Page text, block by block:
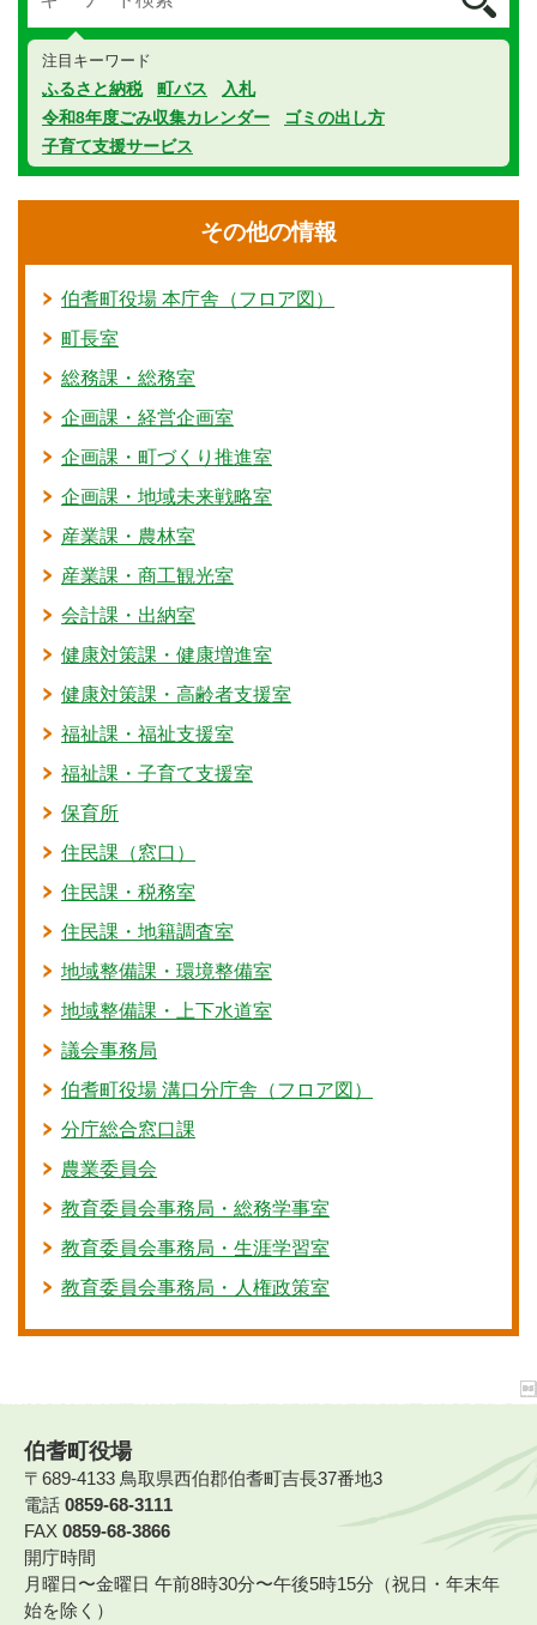
注目キーワード
ふるさと納税 町バス
入札
令和8年度ごみ収集カレンダー
ゴミの出し方
子育て支援サービス
その他の情報
伯耆町役場 本庁舎（フロア図）
町長室
総務課・総務室
企画課・経営企画室
企画課・町づくり推進室
企画課・地域未来戦略室
産業課・農林室
産業課・商工観光室
会計課・出納室
健康対策課・健康増進室
健康対策課・高齢者支援室
福祉課・福祉支援室
福祉課・子育て支援室
保育所
住民課（窓口）
住民課・税務室
住民課・地籍調査室
地域整備課・環境整備室
地域整備課・上下水道室
議会事務局
伯耆町役場 溝口分庁舎（フロア図）
分庁総合窓口課
農業委員会
教育委員会事務局・総務学事室
教育委員会事務局・生涯学習室
教育委員会事務局・人権政策室
伯耆町役場
〒689-4133 鳥取県西伯郡伯耆町吉長37番地3
電話 0859-68-3111
FAX 0859-68-3866
開庁時間
月曜日〜金曜日 午前8時30分〜午後5時15分（祝日・年末年
始を除く）